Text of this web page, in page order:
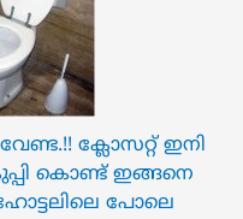
ക്ലോസറ്റ് ഇനി
കൊണ്ട് ഇങ്ങനെ
പോലെ